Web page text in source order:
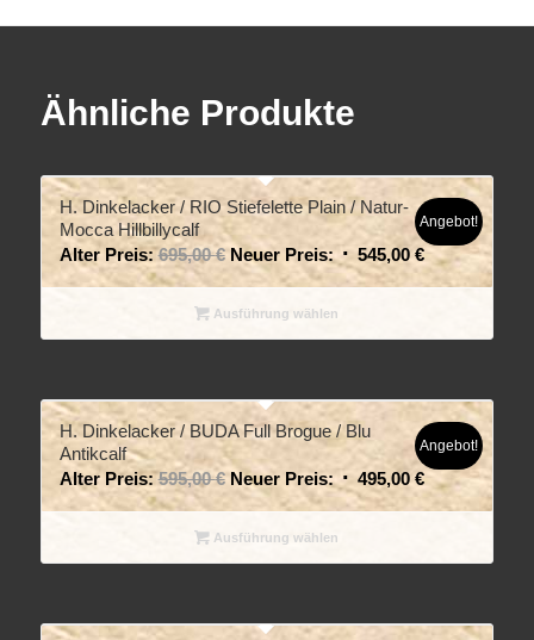
Ähnliche Produkte
H. Dinkelacker / RIO Stiefelette Plain / Natur-
Mocca Hillbillycalf
Alter Preis: 695,00€ Neuer Preis: 545,00 €
Angebot!
Ausführung wählen
H. Dinkelacker / BUDA Full Brogue / Blu
Antikcalf
Alter Preis: 595,00€ Neuer Preis: 495,00 €
Angebot!
Ausführung wählen